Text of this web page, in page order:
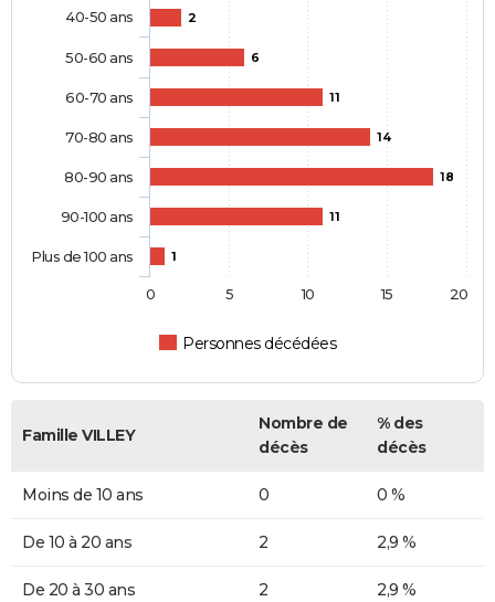
2
6
11
14
18
11
1
Personnes décédées
40-50 ans
50-60 ans
60-70 ans
70-80 ans
80-90 ans
90-100 ans
Plus de 100 ans
0 5 10 15 20
Famille VILLEY
Nombre de
décès
% des
décès
Moins de 10 ans 0 0 %
De 10 à 20 ans 2 2,9 %
De 20 à 30 ans 2 2,9 %